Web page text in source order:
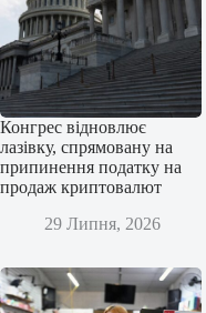
Конгрес відновлює
лазівку, спрямовану на
припинення податку на
продаж криптовалют
29 Липня, 2026